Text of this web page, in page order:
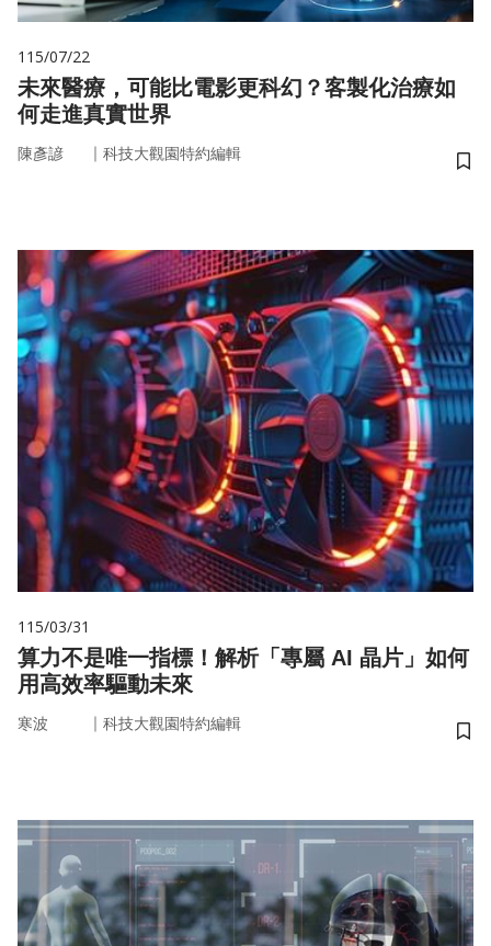
115/07/22
未來醫療，可能比電影更科幻？客製化治療如
何走進真實世界
陳彥諺 ｜ 科技大觀園特約編輯
儲
115/03/31
算力不是唯一指標！解析「專屬 AI 晶片」如何
用高效率驅動未來
寒波 ｜ 科技大觀園特約編輯
儲